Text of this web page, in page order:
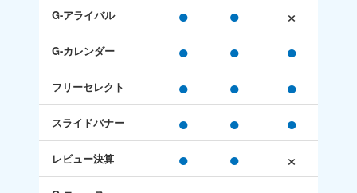
G-アライバル ● ● ×
G-カレンダー ● ● ●
フリーセレクト ● ● ●
スライドバナー ● ● ●
レビュー決算 ● ● ×